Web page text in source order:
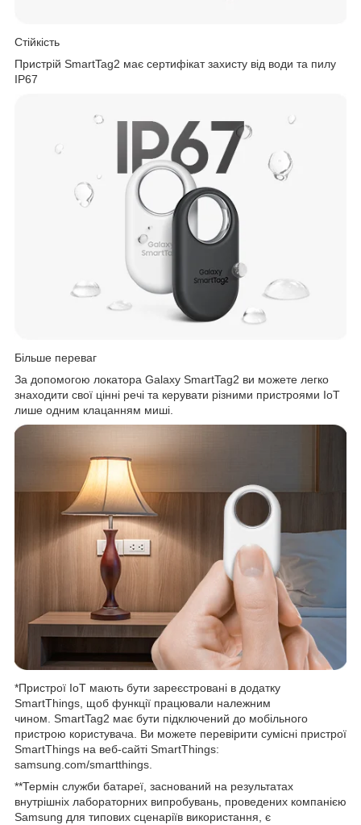
Стійкість
Пристрій SmartTag2 має сертифікат захисту від води та пилу
IP67
Більше переваг
За допомогою локатора Galaxy SmartTag2 ви можете легко
знаходити свої цінні речі та керувати різними пристроями IoT
лише одним клацанням миші.
*Пристрої IoT мають бути зареєстровані в додатку
SmartThings, щоб функції працювали належним
чином. SmartTag2 має бути підключений до мобільного
пристрою користувача. Ви можете перевірити сумісні пристрої
SmartThings на веб-сайті SmartThings:
samsung.com/smartthings.
**Термін служби батареї, заснований на результатах
внутрішніх лабораторних випробувань, проведених компанією
Samsung для типових сценаріїв використання, є